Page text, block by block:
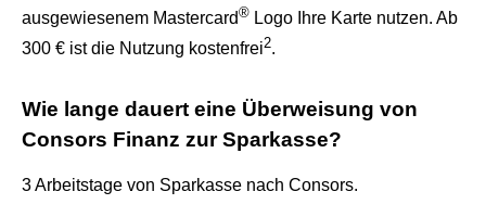
ausgewiesenem Mastercard® Logo Ihre Karte nutzen. Ab
300 € ist die Nutzung kostenfrei2.
Wie lange dauert eine Überweisung von
Consors Finanz zur Sparkasse?
3 Arbeitstage von Sparkasse nach Consors.